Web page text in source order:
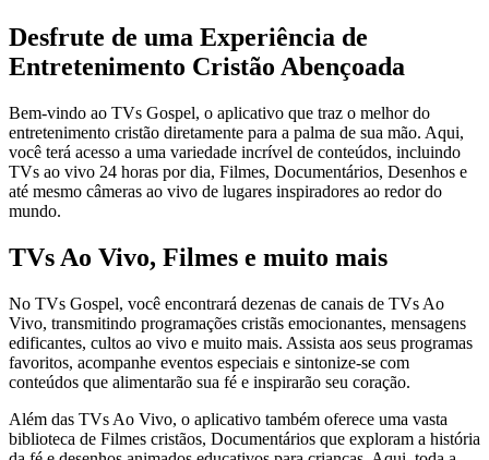
Desfrute de uma Experiência de
Entretenimento Cristão Abençoada
Bem-vindo ao TVs Gospel, o aplicativo que traz o melhor do
entretenimento cristão diretamente para a palma de sua mão. Aqui,
você terá acesso a uma variedade incrível de conteúdos, incluindo
TVs ao vivo 24 horas por dia, Filmes, Documentários, Desenhos e
até mesmo câmeras ao vivo de lugares inspiradores ao redor do
mundo.
TVs Ao Vivo, Filmes e muito mais
No TVs Gospel, você encontrará dezenas de canais de TVs Ao
Vivo, transmitindo programações cristãs emocionantes, mensagens
edificantes, cultos ao vivo e muito mais. Assista aos seus programas
favoritos, acompanhe eventos especiais e sintonize-se com
conteúdos que alimentarão sua fé e inspirarão seu coração.
Além das TVs Ao Vivo, o aplicativo também oferece uma vasta
biblioteca de Filmes cristãos, Documentários que exploram a história